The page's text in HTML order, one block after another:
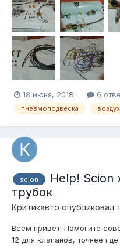
и трубок цена 15000р торг,
18 июня, 2018 6
пневмоподвеска воздух
scion
Help! Scion
трубок
Критикавто опубликовал
Всем привет! Помогите
12 для клапанов, точнее